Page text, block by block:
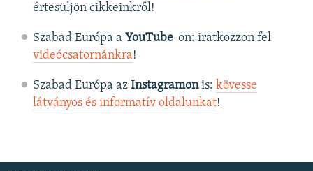
értesüljön cikkeinkről!
Szabad Európa a YouTube-on: iratkozzon fel
videócsatornánkra!
Szabad Európa az Instagramonis: kövesse
látványos és informatív oldalunkat! ​